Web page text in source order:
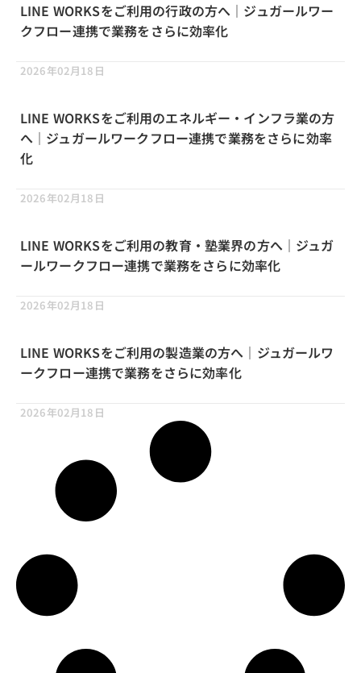
LINE WORKSをご利用の行政の方へ｜ジュガールワー
クフロー連携で業務をさらに効率化
2026年02月18日
LINE WORKSをご利用のエネルギー・インフラ業の方
へ｜ジュガールワークフロー連携で業務をさらに効率
化
2026年02月18日
LINE WORKSをご利用の教育・塾業界の方へ｜ジュガ
ールワークフロー連携で業務をさらに効率化
2026年02月18日
LINE WORKSをご利用の製造業の方へ｜ジュガールワ
ークフロー連携で業務をさらに効率化
2026年02月18日